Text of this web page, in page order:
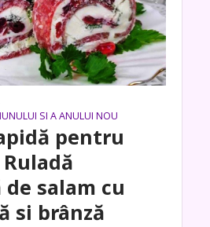
SI A ANULUI NOU
pentru
salam cu
si brânză